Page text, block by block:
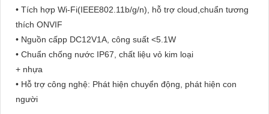
• Tích hợp Wi-Fi(IEEE802.11b/g/n), hỗ trợ cloud,chuẩn tương
thích ONVIF
• Nguồn cấpp DC12V1A, công suất <5.1W
• Chuẩn chống nước IP67, chất liệu vỏ kim loại
+ nhựa
• Hỗ trợ công nghệ: Phát hiện chuyển động, phát hiện con
người